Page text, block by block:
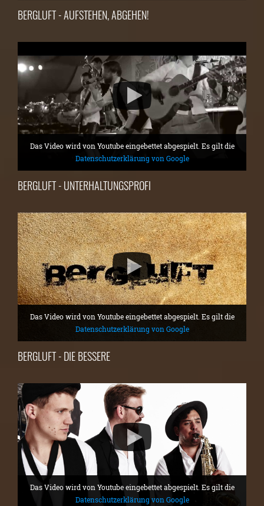
BERGLUFT - AUFSTEHEN, ABGEHEN!
Das Video wird von Youtube eingebettet abgespielt. Es gilt die
Datenschutzerklärung von Google
BERGLUFT - UNTERHALTUNGSPROFI
Das Video wird von Youtube eingebettet abgespielt. Es gilt die
Datenschutzerklärung von Google
BERGLUFT - DIE BESSERE
Das Video wird von Youtube eingebettet abgespielt. Es gilt die
Datenschutzerklärung von Google